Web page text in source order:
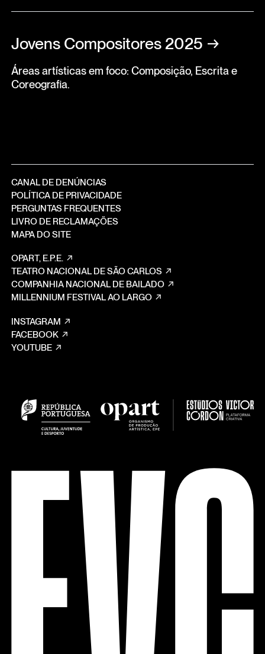
Jovens Compositores 2025 →
Áreas artísticas em foco: Composição, Escrita e
Coreografia.
CANAL DE DENÚNCIAS
POLÍTICA DE PRIVACIDADE
PERGUNTAS FREQUENTES
LIVRO DE RECLAMAÇÕES
MAPA DO SITE
OPART, E.P.E.
TEATRO NACIONAL DE SÃO CARLOS
COMPANHIA NACIONAL DE BAILADO
MILLENNIUM FESTIVAL AO LARGO
INSTAGRAM
FACEBOOK
YOUTUBE